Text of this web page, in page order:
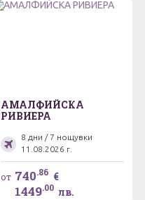
АМАЛФИЙСКА
РИВИЕРА
8 дни / 7 нощувки
11.08.2026 г.
от 740.86 €
1449.00 лв.